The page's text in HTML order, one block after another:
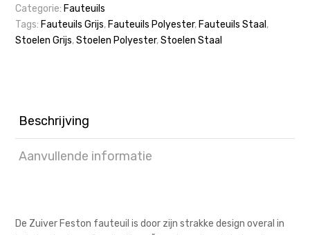
Categorie: Fauteuils
Tags: Fauteuils Grijs, Fauteuils Polyester, Fauteuils Staal ,
Stoelen Grijs,Stoelen Polyester,Stoelen Staal
Beschrijving
Aanvullende informatie
De Zuiver Feston fauteuil is door zijn strakke design overal in